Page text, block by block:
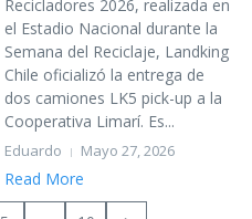
Recicladores 2026, realizada en
el Estadio Nacional durante la
Semana del Reciclaje, Landking
Chile oficializó la entrega de
dos camiones LK5 pick-up a la
Cooperativa Limarí. Es...
Eduardo Mayo 27, 2026
Read More